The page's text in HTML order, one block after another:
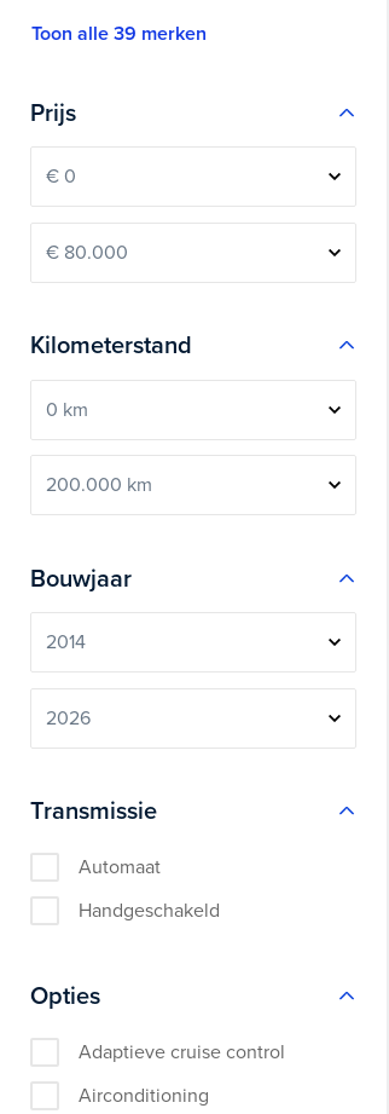
Toon alle 39 merken
Prijs
Kilometerstand
Bouwjaar
Transmissie
Automaat
Handgeschakeld
Opties
Adaptieve cruise control
Airconditioning